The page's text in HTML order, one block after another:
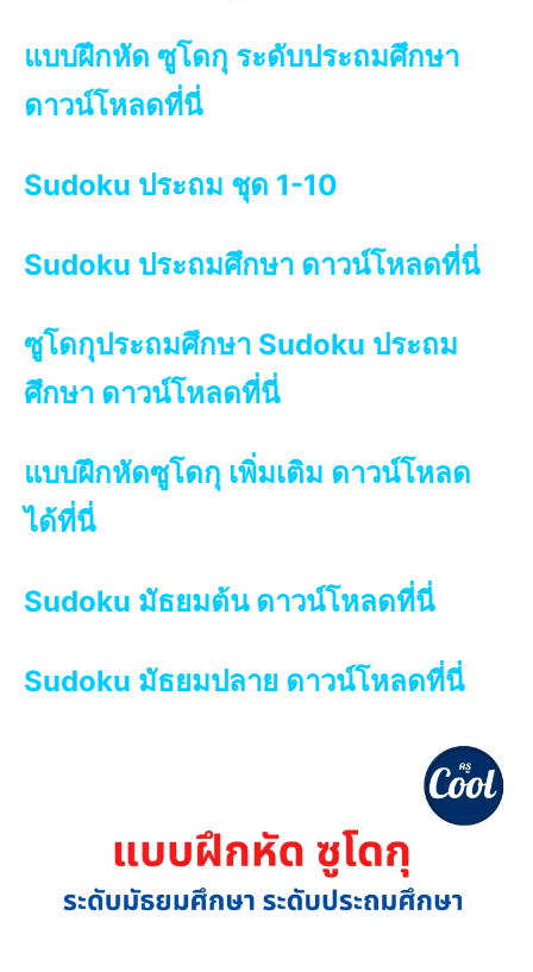
แบบฝึกหัด ซูโดกุ ระดับประถมศึกษา
ดาวน์โหลดที่นี่
Sudoku ประถม ชุด 1-10
Sudoku ประถมศึกษา ดาวน์โหลดที่นี่
ซูโดกุประถมศึกษา Sudoku ประถม
ศึกษา ดาวน์โหลดที่นี่
แบบฝึกหัดซูโดกุ เพิ่มเติม ดาวน์โหลด
ได้ที่นี่
Sudoku มัธยมต้น ดาวน์โหลดที่นี่
Sudoku มัธยมปลาย ดาวน์โหลดที่นี่